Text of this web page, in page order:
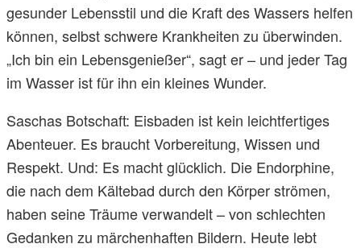
gesunder Lebensstil und die Kraft des Wassers helfen
können, selbst schwere Krankheiten zu überwinden.
„Ich bin ein Lebensgenießer“, sagt er – und jeder Tag
im Wasser ist für ihn ein kleines Wunder.
Saschas Botschaft: Eisbaden ist kein leichtfertiges
Abenteuer. Es braucht Vorbereitung, Wissen und
Respekt. Und: Es macht glücklich. Die Endorphine,
die nach dem Kältebad durch den Körper strömen,
haben seine Träume verwandelt – von schlechten
Gedanken zu märchenhaften Bildern. Heute lebt